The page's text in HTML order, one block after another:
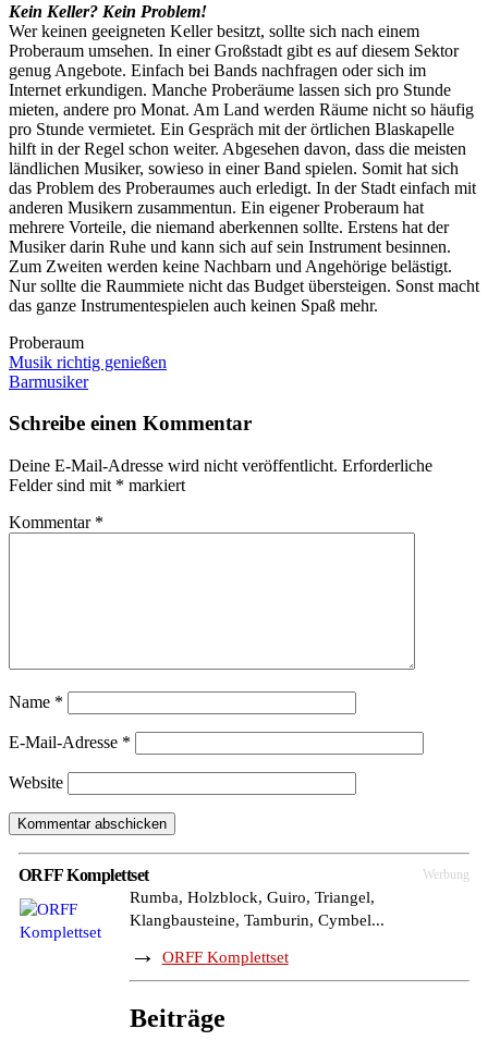
Kein Keller? Kein Problem!
Wer keinen geeigneten Keller besitzt, sollte sich nach einem
Proberaum umsehen. In einer Großstadt gibt es auf diesem Sektor
genug Angebote. Einfach bei Bands nachfragen oder sich im
Internet erkundigen. Manche Proberäume lassen sich pro Stunde
mieten, andere pro Monat. Am Land werden Räume nicht so häufig
pro Stunde vermietet. Ein Gespräch mit der örtlichen Blaskapelle
hilft in der Regel schon weiter. Abgesehen davon, dass die meisten
ländlichen Musiker, sowieso in einer Band spielen. Somit hat sich
das Problem des Proberaumes auch erledigt. In der Stadt einfach mit
anderen Musikern zusammentun. Ein eigener Proberaum hat
mehrere Vorteile, die niemand aberkennen sollte. Erstens hat der
Musiker darin Ruhe und kann sich auf sein Instrument besinnen.
Zum Zweiten werden keine Nachbarn und Angehörige belästigt.
Nur sollte die Raummiete nicht das Budget übersteigen. Sonst macht
das ganze Instrumentespielen auch keinen Spaß mehr.
Proberaum
Beitragsnavigation
Musik richtig genießen
Barmusiker
Schreibe einen Kommentar
Deine E-Mail-Adresse wird nicht veröffentlicht. Erforderliche
Felder sind mit * markiert
Kommentar *
Name *
E-Mail-Adresse *
Website
Werbung
ORFF Komplettset
Rumba, Holzblock, Guiro, Triangel,
Klangbausteine, Tamburin, Cymbel...
→ ORFF Komplettset
Beiträge